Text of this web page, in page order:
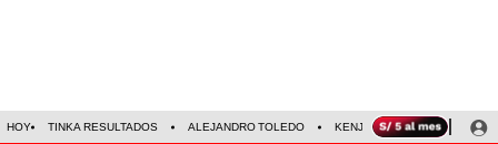
HOY TINKA RESULTADOS ALEJANDRO TOLEDO KENJI FUJIMORI